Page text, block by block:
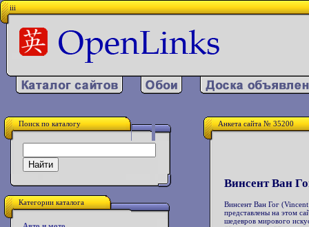
iii
Поиск по каталогу
Категории каталога
Анкета сайта № 35200
Винсент Ван
Винсент Ван Гог
представлены на этом
шедевров мирового